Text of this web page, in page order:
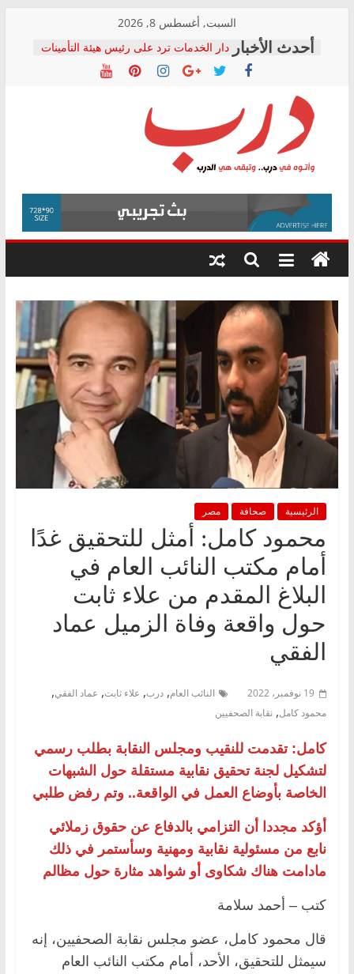
content
السبت, أغسطس 8, 2026
دار الخدمات ترد على رئيس هيئة التأمينات
بعد مؤتمره الصحفي: إنكار الأزمة لا ينهي
معاناة أصحاب المعاشات.. ونطالب بكشف
فرحات سليمان يكتب: القطاع الصحي إلى
أين؟
حزب التحالف الشعبي يطلق لجنة “الحق
في الصحة” بالإسكندرية لرصد الانتهاكات
ودعم المرضى
الوزاري لمدينة الصحفيين.. وانتهاء أعمال
إنشاء المبنى الإداري
المجلس القومي لحقوق الإنسان يعلن
متابعة قضية الدكتور محمد زهران.. ويؤكد:
قرينة البراءة وضمانات المحاكمة العادلة
درب
وأتوه
درب..
وتبقى
هي
الرئيسية صحافة مصر
محمود كامل: أمثل للتحقيق غدًا
أمام مكتب النائب العام في
البلاغ المقدم من علاء ثابت
حول واقعة وفاة الزميل عماد
الفقي
19 نوفمبر، 2022 النائب العام, درب, علاء ثابت, عماد الفقي,
محمود كامل, نقابة الصحفيين
كامل: تقدمت للنقيب ومجلس النقابة بطلب رسمي
لتشكيل لجنة تحقيق نقابية مستقلة حول الشبهات
الخاصة بأوضاع العمل في الواقعة.. وتم رفض طلبي
أؤكد مجددا أن التزامي بالدفاع عن حقوق زملائي
نابع من مسئولية نقابية ومهنية وسأستمر في ذلك
مادامت هناك شكاوى أو شواهد مثارة حول مظالم
كتب – أحمد سلامة
قال محمود كامل، عضو مجلس نقابة الصحفيين، إنه
سيمثل للتحقيق، الأحد، أمام مكتب النائب العام